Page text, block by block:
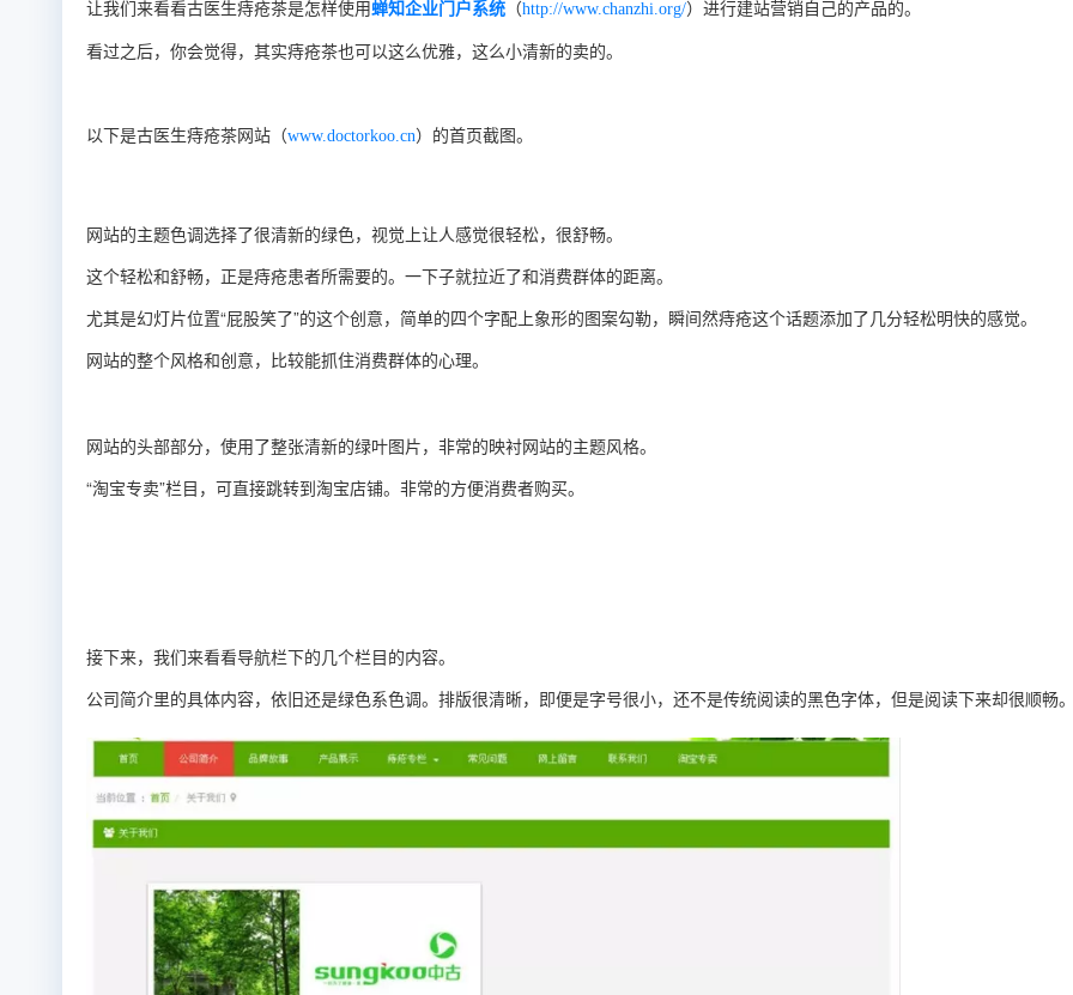
让我们来看看古医生痔疮茶是怎样使用蝉知企业门户系统 （http://www.chanzhi.org/）进行建站营销自己的产品的。
看过之后，你会觉得，其实痔疮茶也可以这么优雅，这么小清新的卖的。
以下是古医生痔疮茶网站（www.doctorkoo.cn）的首页截图。
网站的主题色调选择了很清新的绿色，视觉上让人感觉很轻松，很舒畅。
这个轻松和舒畅，正是痔疮患者所需要的。一下子就拉近了和消费群体的距离。
尤其是幻灯片位置“屁股笑了”的这个创意，简单的四个字配上象形的图案勾勒，瞬间然痔疮这个话题添加了几分轻松明快的感觉。
网站的整个风格和创意，比较能抓住消费群体的心理。
网站的头部部分，使用了整张清新的绿叶图片，非常的映衬网站的主题风格。
“淘宝专卖”栏目，可直接跳转到淘宝店铺。非常的方便消费者购买。
接下来，我们来看看导航栏下的几个栏目的内容。
公司简介里的具体内容，依旧还是绿色系色调。排版很清晰，即便是字号很小，还不是传统阅读的黑色字体，但是阅读下来却很顺畅